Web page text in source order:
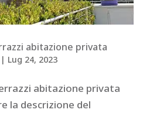
abitazione privata
| Lug 24, 2023
abitazione privata
la descrizione del